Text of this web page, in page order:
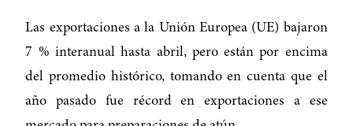
Las exportaciones a la Unión Europea (UE) bajaron
7 % interanual hasta abril, pero están por encima
del promedio histórico, tomando en cuenta que el
año pasado fue récord en exportaciones a ese